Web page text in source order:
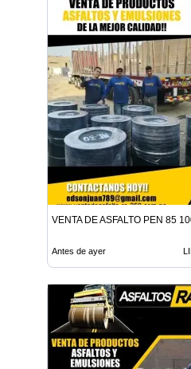
VENTA DE ASFALTO PEN 85
Antes de ayer